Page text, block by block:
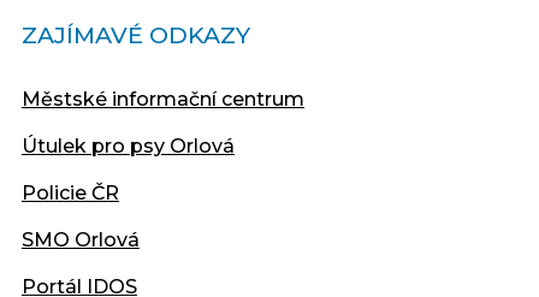
ZAJÍMAVÉ ODKAZY
Městské informační centrum
Útulek pro psy Orlová
Policie ČR
SMO Orlová
Portál IDOS